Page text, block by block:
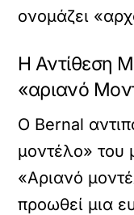
ονομάζει
Η Αντίθεση
«αριανό
Ο Bernal
μοντέλο» του
«Αριανό
προωθεί μια